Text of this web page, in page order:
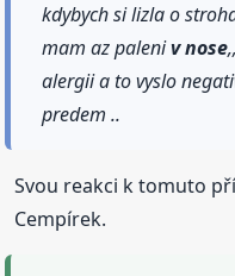
kdybych si lizla o
mam az paleniv nose
alergii a to vyslo
predem ..
Svou reakci k tomuto
Cempírek.